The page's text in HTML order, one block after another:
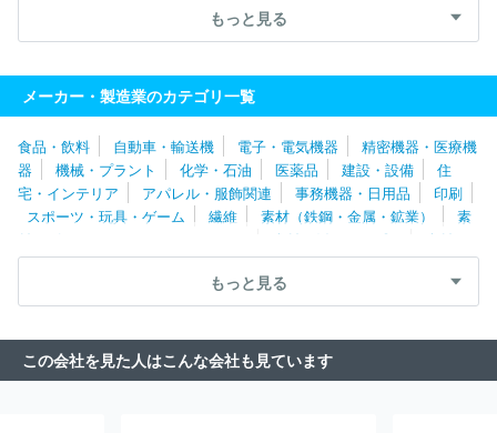
株式会社東海メディカルプロダクツ
株式会社アピステ
山製作所
株式会社ライト光機製作所 株式会社島津製作所
朝日
インテック株式会社
株式会社旭ポリスライダー
ク株式会社
三星ダイヤモンド工業株式会社
ＴＯＷＡ株式会社
サムコ株式会社
アピックヤマダ株式会社
京都電子工業株式会
社
白河オリンパス株式会社 株式会社ナカニシ
株式会社モリタ
東京製作所
株式会社タムロン アキム株式会社
株式会社デンソ
株式会社アタゴ 株式会社メイテック
式会社共和電業
武蔵エンジニアリング株式会社
クリエートメデ
ィック株式会社
株式会社テクノメディカ 日東光器株式会社
式会社フォトロン
株式会社白寿生科学研究所
株式会社ホギメデ
もっと見る
メーカー・製造業のカテゴリ一覧
食品・飲料 自動車・輸送機 電子・電気機器
精密機器・医療機
器
機械・プラント 化学・石油 医薬品 建設・設備
住
宅・インテリア
アパレル・服飾関連 事務機器・日用品
印刷
スポーツ・玩具・ゲーム
繊維 素材（鉄鋼・金属・鉱業）
素
材（ゴム・ガラス・セラミックス）
素材（紙・パルプ）
素材
（その他）
農林・水産 たばこ・飼料 その他
もっと見る
この会社を見た人はこんな会社も見ています